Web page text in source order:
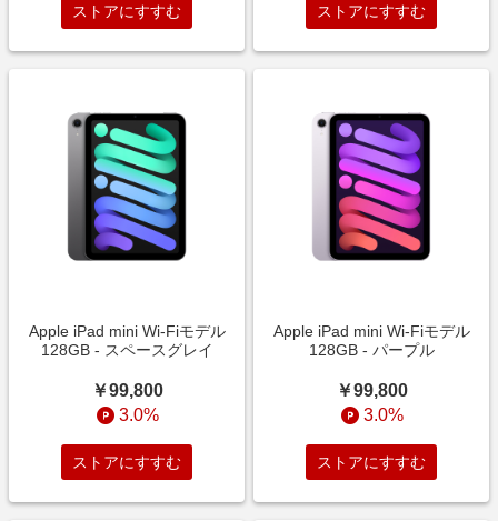
ストアにすすむ ストアにすすむ
Apple iPad mini Wi‑Fiモデル
128GB - スペースグレイ
￥99,800
3.0%
ストアにすすむ
Apple iPad mini Wi‑Fiモデル
128GB - パープル
￥99,800
3.0%
ストアにすすむ